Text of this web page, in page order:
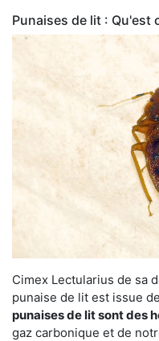
Punaises de lit : Qu'est
Cimex Lectularius de sa
punaise de lit est issue
punaises de lit sont des
gaz carbonique et de